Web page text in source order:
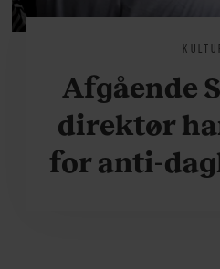
Afgående
direktør
for anti-